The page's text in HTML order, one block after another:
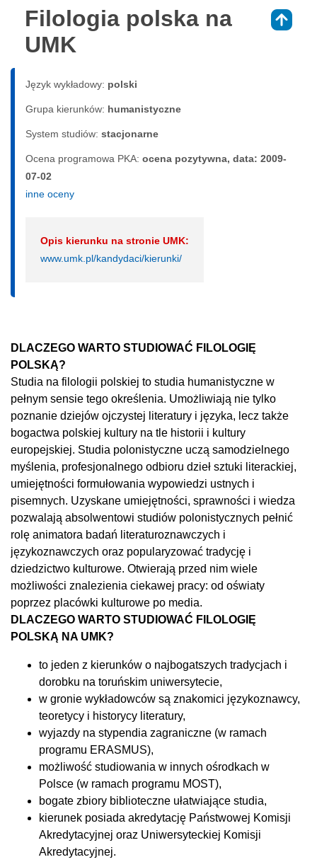
Filologia polska na
UMK
Język wykładowy: polski
Grupa kierunków: humanistyczne
System studiów: sta­cjo­nar­ne
Ocena programowa PKA: ocena pozytywna, data: 2009-
07-02
inne oceny
Opis kierunku na stronie UMK:
www.umk.pl/kandydaci/kierunki/
DLACZEGO WARTO STUDIOWAĆ FILOLOGIĘ
POLSKĄ?
Studia na filologii polskiej to studia humanistyczne w
pełnym sensie tego określenia. Umożliwiają nie tylko
poznanie dziejów ojczystej literatury i języka, lecz także
bogactwa polskiej kultury na tle historii i kultury
europejskiej. Studia polonistyczne uczą samodzielnego
myślenia, profesjonalnego odbioru dzieł sztuki literackiej,
umiejętności formułowania wypowiedzi ustnych i
pisemnych. Uzyskane umiejętności, sprawności i wiedza
pozwalają absolwentowi studiów polonistycznych pełnić
rolę animatora badań literaturoznawczych i
językoznawczych oraz popularyzować tradycję i
dziedzictwo kulturowe. Otwierają przed nim wiele
możliwości znalezienia ciekawej pracy: od oświaty
poprzez placówki kulturowe po media.
DLACZEGO WARTO STUDIOWAĆ FILOLOGIĘ
POLSKĄ NA UMK?
to jeden z kierunków o najbogatszych tradycjach i
dorobku na toruńskim uniwersytecie,
w gronie wykładowców są znakomici językoznawcy,
teoretycy i historycy literatury,
wyjazdy na stypendia zagraniczne (w ramach
programu ERASMUS),
możliwość studiowania w innych ośrodkach w
Polsce (w ramach programu MOST),
bogate zbiory biblioteczne ułatwiające studia,
kierunek posiada akredytację Państwowej Komisji
Akredytacyjnej oraz Uniwersyteckiej Komisji
Akredytacyjnej.